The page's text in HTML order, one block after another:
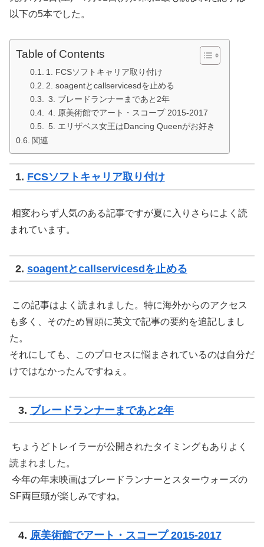
以下の5本でした。
Table of Contents
1. FCSソフトキャリア取り付け
2. soagentとcallservicesdを止める
3. ブレードランナーまであと2年
4. 原美術館でアート・スコープ 2015-2017
5. エリザベス女王はDancing Queenがお好き
関連
1. FCSソフトキャリア取り付け
相変わらず人気のある記事ですが夏に入りさらによく読
まれています。
2. soagentとcallservicesdを止める
この記事はよく読まれました。特に海外からのアクセス
も多く、そのため冒頭に英文で記事の要約を追記しまし
た。
それにしても、このプロセスに悩まされているのは自分だ
けではなかったんですねぇ。
3. ブレードランナーまであと2年
ちょうどトレイラーが公開されたタイミングもありよく
読まれました。
今年の年末映画はブレードランナーとスターウォーズの
SF両巨頭が楽しみですね。
4. 原美術館でアート・スコープ 2015-2017